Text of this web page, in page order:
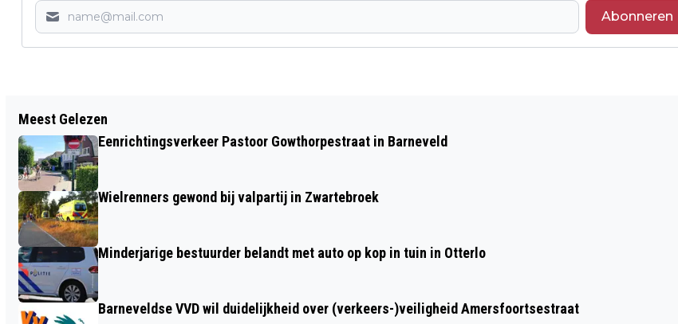
Abonneren
BOTSING MET TWEE AUTO’S WAARBIJ
EEN GEWONDE IS GEVALLEN OP DE A30
BIJ EDE
BRANDENDE BOOM IN BARNEVELD
Meest Gelezen
Eenrichtingsverkeer Pastoor Gowthorpestraat in Barneveld
Wielrenners gewond bij valpartij in Zwartebroek
Minderjarige bestuurder belandt met auto op kop in tuin in Otterlo
Barneveldse VVD wil duidelijkheid over (verkeers-)veiligheid Amersfoortsestraat